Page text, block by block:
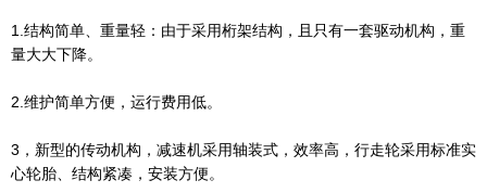
1.结构简单、重量轻：由于采用桁架结构，且只有一套驱动机构，重
量大大下降。
2.维护简单方便，运行费用低。
3，新型的传动机构，减速机采用轴装式，效率高，行走轮采用标准实
心轮胎、结构紧凑，安装方便。